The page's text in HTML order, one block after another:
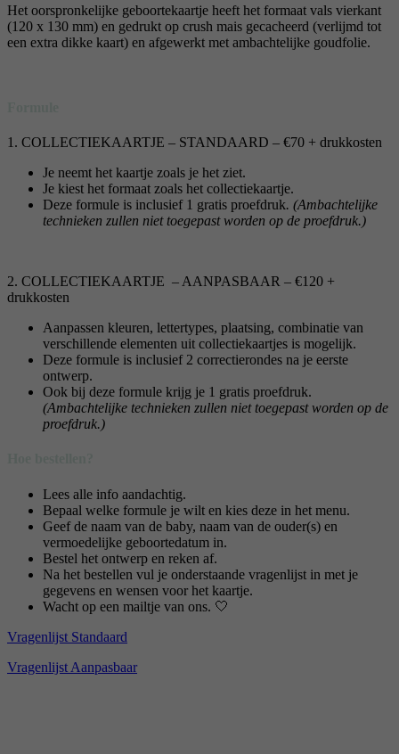
Het oorspronkelijke geboortekaartje heeft het formaat vals vierkant
(120 x 130 mm) en gedrukt op crush mais gecacheerd (verlijmd tot
een extra dikke kaart) en afgewerkt met ambachtelijke goudfolie.
1. COLLECTIEKAARTJE – STANDAARD – €70 + drukkosten
Je neemt het kaartje zoals je het ziet.
Je kiest het formaat zoals het collectiekaartje.
Deze formule is inclusief 1 gratis proefdruk. (Ambachtelijke
technieken zullen niet toegepast worden op de proefdruk.)
2. COLLECTIEKAARTJE – AANPASBAAR – €120 +
drukkosten
Aanpassen kleuren, lettertypes, plaatsing, combinatie van
verschillende elementen uit collectiekaartjes is mogelijk.
Deze formule is inclusief 2 correctierondes na je eerste
ontwerp.
Ook bij deze formule krijg je 1 gratis proefdruk.
(Ambachtelijke technieken zullen niet toegepast worden op de
proefdruk.)
Lees alle info aandachtig.
Bepaal welke formule je wilt en kies deze in het menu.
Geef de naam van de baby, naam van de ouder(s) en
vermoedelijke geboortedatum in.
Bestel het ontwerp en reken af.
Na het bestellen vul je onderstaande vragenlijst in met je
gegevens en wensen voor het kaartje.
Wacht op een mailtje van ons. 🤍
Vragenlijst Standaard
Vragenlijst Aanpasbaar